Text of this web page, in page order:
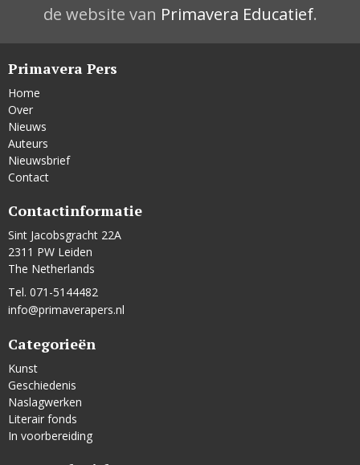
de website van Primavera Educatief.
Primavera Pers
Home
Over
Nieuws
Auteurs
Nieuwsbrief
Contact
Contactinformatie
Sint Jacobsgracht 22A
2311 PW Leiden
The Netherlands
Tel. 071-5144482
info@primaverapers.nl
Categorieën
Kunst
Geschiedenis
Naslagwerken
Literair fonds
In voorbereiding